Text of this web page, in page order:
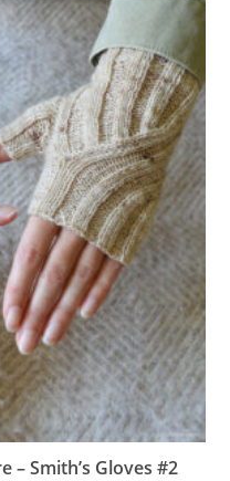
– Smith’s Gloves #2